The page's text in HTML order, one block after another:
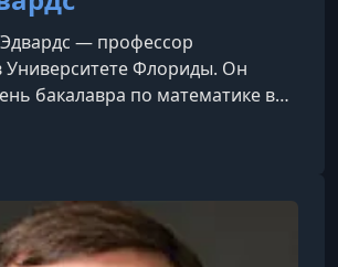
— профессор
Университете Флориды. Он
бакалавра по математике в
университете и докторскую
в Дартмутском
в университете
Колумбия, в качестве
мира. Профессор Эдвардс